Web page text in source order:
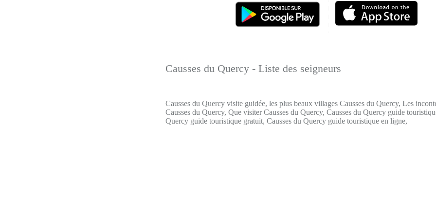
Causses du Quercy - Liste des seigneurs
Causses du Quercy visite guidée, les plus beaux villages Causses du Quercy, Les
Causses du Quercy, Que visiter Causses du Quercy, Causses du Quercy guide
Quercy guide touristique gratuit, Causses du Quercy guide touristique en ligne,